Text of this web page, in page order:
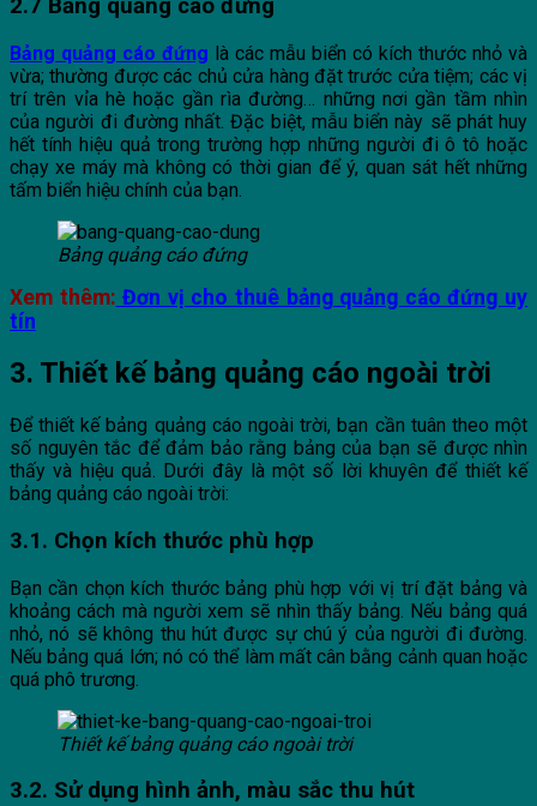
2.7 Bảng quảng cáo đứng
Bảng quảng cáo đứng là các mẫu biển có kích thước nhỏ và
vừa; thường được các chủ cửa hàng đặt trước cửa tiệm; các vị
trí trên vỉa hè hoặc gần rìa đường… những nơi gần tầm nhìn
của người đi đường nhất. Đặc biệt, mẫu biển này sẽ phát huy
hết tính hiệu quả trong trường hợp những người đi ô tô hoặc
chạy xe máy mà không có thời gian để ý, quan sát hết những
tấm biển hiệu chính của bạn.
Bảng quảng cáo đứng
Xem thêm: Đơn vị cho thuê bảng quảng cáo đứng uy
tín
3. Thiết kế bảng quảng cáo ngoài trời
Để thiết kế bảng quảng cáo ngoài trời, bạn cần tuân theo một
số nguyên tắc để đảm bảo rằng bảng của bạn sẽ được nhìn
thấy và hiệu quả. Dưới đây là một số lời khuyên để thiết kế
bảng quảng cáo ngoài trời:
3.1. Chọn kích thước phù hợp
Bạn cần chọn kích thước bảng phù hợp với vị trí đặt bảng và
khoảng cách mà người xem sẽ nhìn thấy bảng. Nếu bảng quá
nhỏ, nó sẽ không thu hút được sự chú ý của người đi đường.
Nếu bảng quá lớn; nó có thể làm mất cân bằng cảnh quan hoặc
quá phô trương.
Thiết kế bảng quảng cáo ngoài trời
3.2. Sử dụng hình ảnh, màu sắc thu hút